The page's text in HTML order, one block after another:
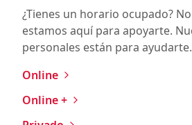
¿Tienes un horario ocupado?
estamos aquí para apoyarte.
personales están para ayudarte.
Online
Online +